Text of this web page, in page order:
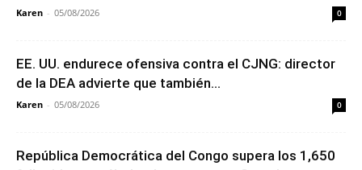
Karen - 05/08/2026 0
EE. UU. endurece ofensiva contra el CJNG: director
de la DEA advierte que también...
Karen - 05/08/2026 0
República Democrática del Congo supera los 1,650